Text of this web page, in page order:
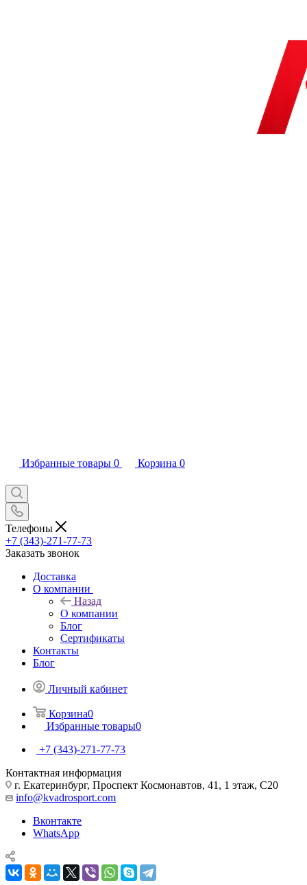
Избранные товары 0 Корзина 0
Телефоны
+7 (343)-271-77-73
Заказать звонок
Доставка
О компании
Назад
О компании
Блог
Сертификаты
Контакты
Блог
Личный кабинет
Корзина0
Избранные товары0
+7 (343)-271-77-73
Контактная информация
г. Екатеринбург, Проспект Космонавтов, 41, 1 этаж, С20
info@kvadrosport.com
Вконтакте
WhatsApp